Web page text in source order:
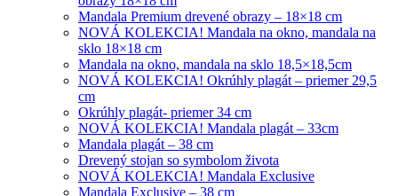
Mandala Premium drevené obrazy – 18×18 cm
NOVÁ KOLEKCIA! Mandala na okno, mandala na
sklo 18×18 cm
Mandala na okno, mandala na sklo 18,5×18,5cm
NOVÁ KOLEKCIA! Okrúhly plagát – priemer 29,5
cm
Okrúhly plagát- priemer 34 cm
NOVÁ KOLEKCIA! Mandala plagát – 33cm
Mandala plagát – 38 cm
Drevený stojan so symbolom života
NOVÁ KOLEKCIA! Mandala Exclusive
Mandala Exclusive – 38 cm